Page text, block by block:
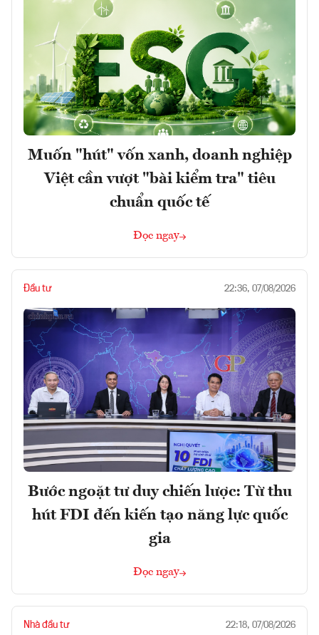
Muốn "hút" vốn xanh, doanh nghiệp
Việt cần vượt "bài kiểm tra" tiêu
chuẩn quốc tế
Đọc ngay
Đầu tư 22:36, 07/08/2026
Bước ngoặt tư duy chiến lược: Từ thu
hút FDI đến kiến tạo năng lực quốc
gia
Đọc ngay
Nhà đầu tư 22:18, 07/08/2026